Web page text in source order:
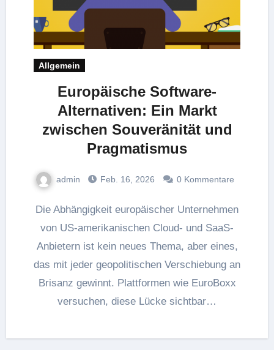
Allgemein
Europäische Software-
Alternativen: Ein Markt
zwischen Souveränität und
Pragmatismus
admin Feb. 16, 2026 0 Kommentare
Die Abhängigkeit europäischer Unternehmen
von US-amerikanischen Cloud- und SaaS-
Anbietern ist kein neues Thema, aber eines,
das mit jeder geopolitischen Verschiebung an
Brisanz gewinnt. Plattformen wie EuroBoxx
versuchen, diese Lücke sichtbar…